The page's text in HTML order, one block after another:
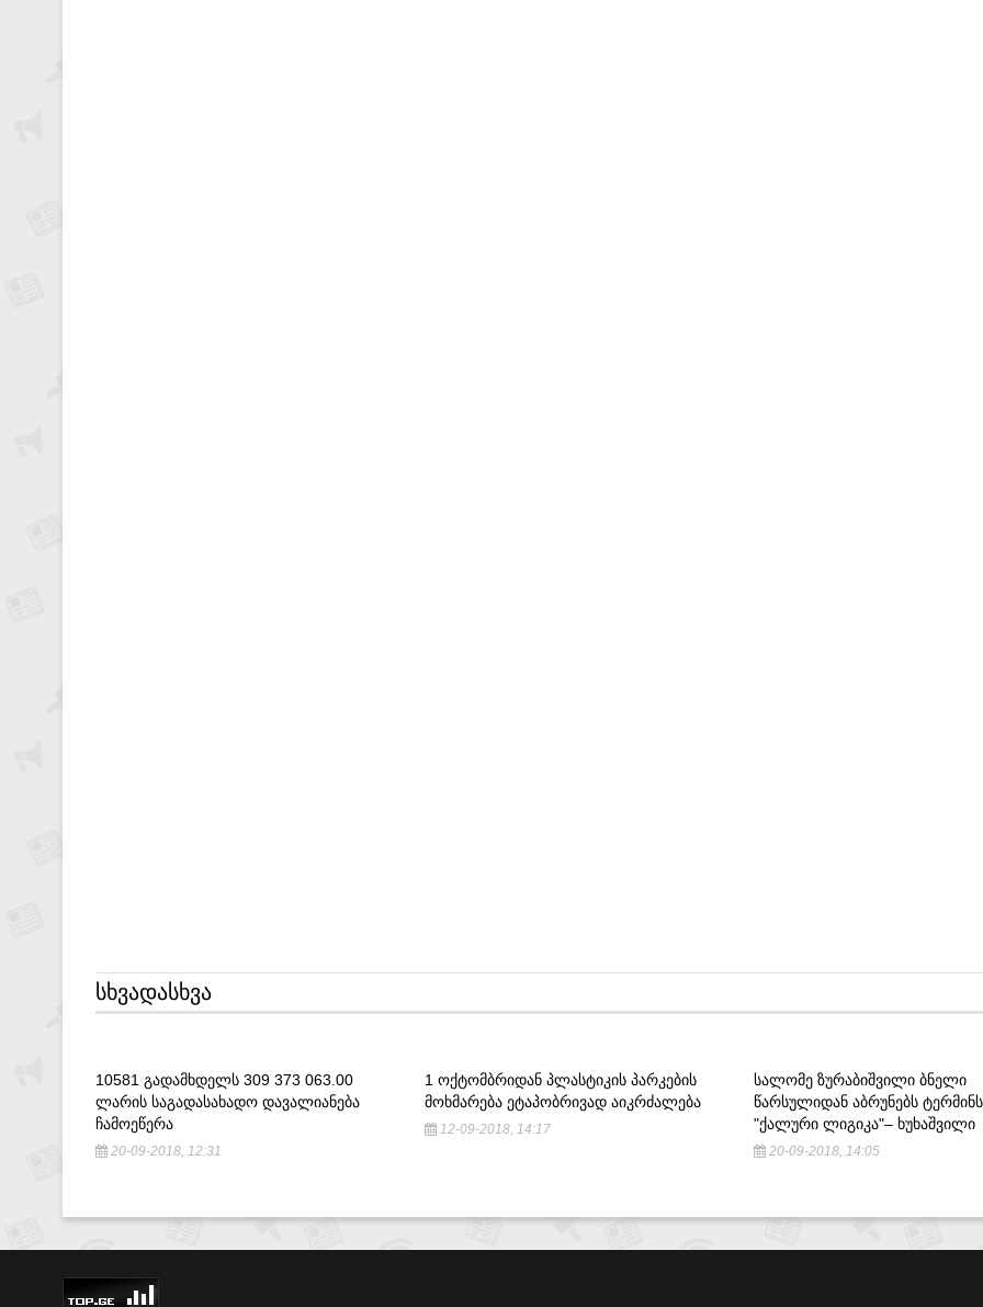
ᲡᲮᲕᲐᲓᲐᲡᲮᲕᲐ
10581 ᲒᲐᲓᲐᲛᲮᲓᲔᲚᲡ 309 373 063.00
ᲚᲐᲠᲘᲡ ᲡᲐᲒᲐᲓᲐᲡᲐᲮᲐᲓᲝ ᲓᲐᲕᲐᲚᲘᲐᲜᲔᲑᲐ
ᲩᲐᲛᲝᲔᲬᲔᲠᲐ
20-09-2018, 12:31
1 ᲝᲥᲢᲝᲛᲑᲠᲘᲓᲐᲜ ᲞᲚᲐᲡᲢᲘᲙᲘᲡ ᲞᲐᲠᲙᲔᲑᲘᲡ
ᲛᲝᲮᲛᲐᲠᲔᲑᲐ ᲔᲢᲐᲞᲝᲑᲠᲘᲕᲐᲓ ᲐᲘᲙᲠᲫᲐᲚᲔᲑᲐ
12-09-2018, 14:17
ᲡᲐᲚᲝᲛᲔ ᲖᲣᲠᲐᲑᲘᲨᲕᲘᲚᲘ ᲑᲜᲔᲚᲘ
ᲬᲐᲠᲡᲣᲚᲘᲓᲐᲜ ᲐᲑᲠᲣᲜᲔᲑᲡ ᲢᲔᲠᲛᲘᲜᲡ
"ᲥᲐᲚᲣᲠᲘ ᲚᲘᲒᲘᲙᲐ"– ᲮᲣᲮᲐᲨᲕᲘᲚᲘ
20-09-2018, 14:05